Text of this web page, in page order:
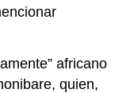
africano
quien,